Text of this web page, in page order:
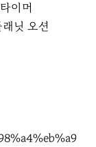
이머
닛 오션